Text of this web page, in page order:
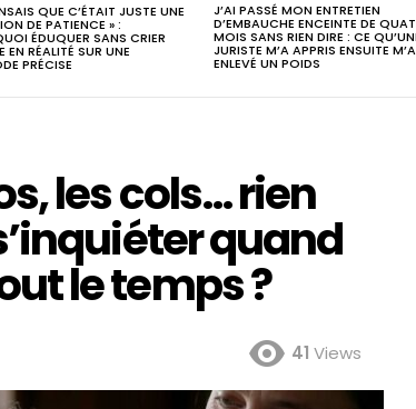
QUE C’ÉTAIT JUSTE UNE
DE PATIENCE » :
ÉDUQUER SANS CRIER
EN RÉALITÉ SUR UNE
PRÉCISE
J’AI PASSÉ MON ENTRETIEN
D’EMBAUCHE ENCEINTE DE
MOIS SANS RIEN DIRE : CE
JURISTE M’A APPRIS ENSUITE M’A
ENLEVÉ UN POIDS
les cols… rien
quand
le temps ?
41 Views